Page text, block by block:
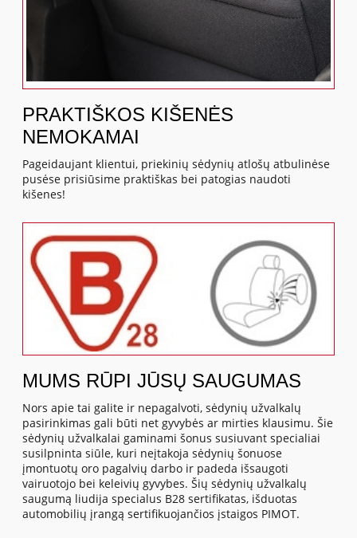
PRAKTIŠKOS KIŠENĖS
NEMOKAMAI
Pageidaujant klientui, priekinių sėdynių atlošų atbulinėse
pusėse prisiūsime praktiškas bei patogias naudoti
kišenes!
MUMS RŪPI JŪSŲ SAUGUMAS
Nors apie tai galite ir nepagalvoti, sėdynių užvalkalų
pasirinkimas gali būti net gyvybės ar mirties klausimu. Šie
sėdynių užvalkalai gaminami šonus susiuvant specialiai
susilpninta siūle, kuri neįtakoja sėdynių šonuose
įmontuotų oro pagalvių darbo ir padeda išsaugoti
vairuotojo bei keleivių gyvybes. Šių sėdynių užvalkalų
saugumą liudija specialus B28 sertifikatas, išduotas
automobilių įrangą sertifikuojančios įstaigos PIMOT.